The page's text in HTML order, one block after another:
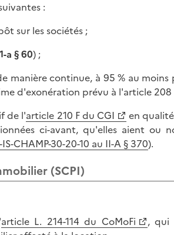
:
sur les sociétés ;
a § 60) ;
continue, à 95 % au moins
d'exonération prévu à l'article 208
de l'article 210 F du CGI
en
ci-avant, qu'elles aient ou
IS-CHAMP-30-20-10 au II-A § 370).
(SCPI)
article L. 214-114 du CoMoFi
, qui